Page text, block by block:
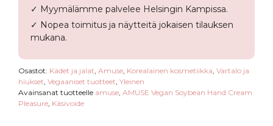
✓ Myymälämme palvelee Helsingin Kampissa.
✓ Nopea toimitus ja näytteitä jokaisen tilauksen
mukana.
Osastot: Kädet ja jalat Amuse Korealainen kosmetiikka Vartalo ja
hiukset Vegaaniset tuotteet Yleinen
Avainsanat tuotteelle amuse AMUSE Vegan Soybean Hand Cream
Pleasure Käsivoide